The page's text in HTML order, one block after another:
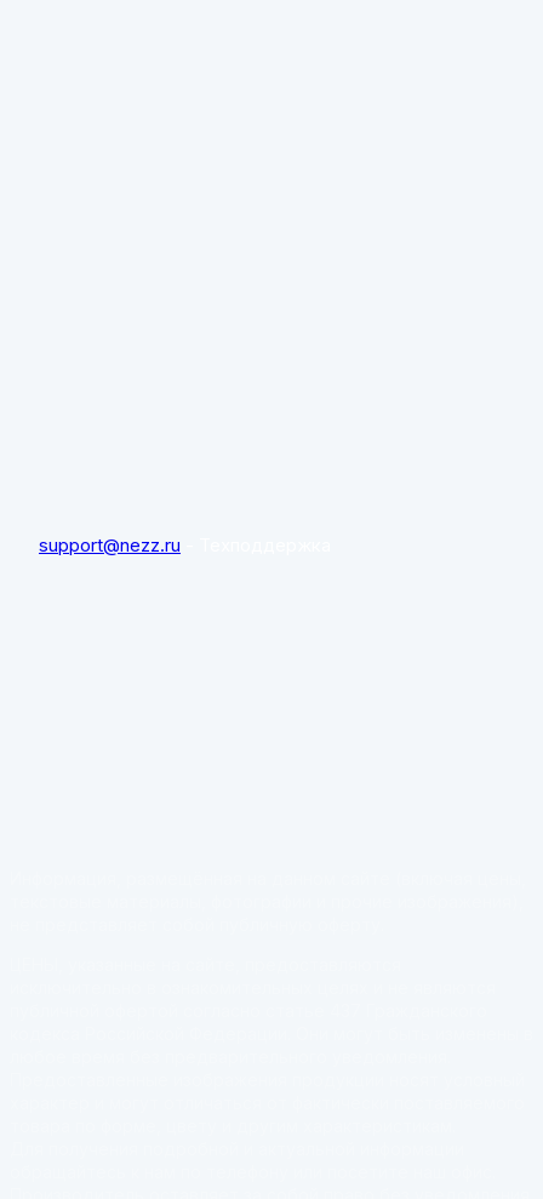
support@nezz.ru